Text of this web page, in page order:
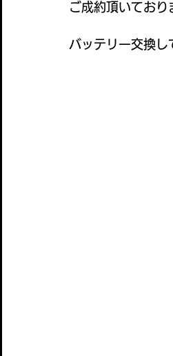
ご成約頂いており
バッテリー交換し